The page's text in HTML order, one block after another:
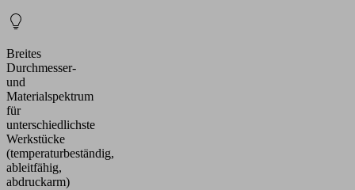
Breites
Durchmesser-
und
Materialspektrum
für
unterschiedlichste
Werkstücke
(temperaturbeständig,
ableitfähig,
abdruckarm)